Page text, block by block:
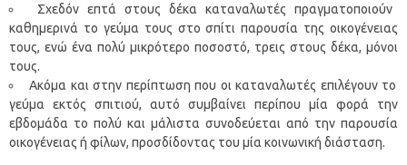
Σχεδόν επτά στους δέκα καταναλωτές πραγματοποιούν
καθημερινά το γεύμα τους στο σπίτι παρουσία της οικογένειας
τους, ενώ ένα πολύ μικρότερο ποσοστό, τρεις στους δέκα, μόνοι
τους.
Ακόμα και στην περίπτωση που οι καταναλωτές επιλέγουν το
γεύμα εκτός σπιτιού, αυτό συμβαίνει περίπου μία φορά την
εβδομάδα το πολύ και μάλιστα συνοδεύεται από την παρουσία
οικογένειας ή φίλων, προσδίδοντας του μία κοινωνική διάσταση.